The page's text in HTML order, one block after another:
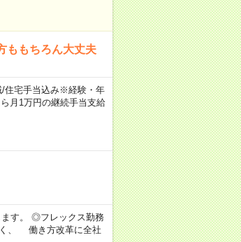
ももちろん大丈夫
/住宅手当込み※経験・年
月1万円の継続手当支給
す。 ◎フレックス勤務
く、 働き方改革に全社